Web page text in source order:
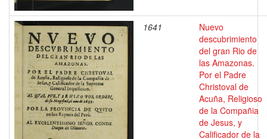
1641
Nuevo
descubrimiento
del gran Rio de
las Amazonas.
Por el Padre
Christoval de
Acuña, Religioso
de la Compañia
de Jesus, y
Calificador de la